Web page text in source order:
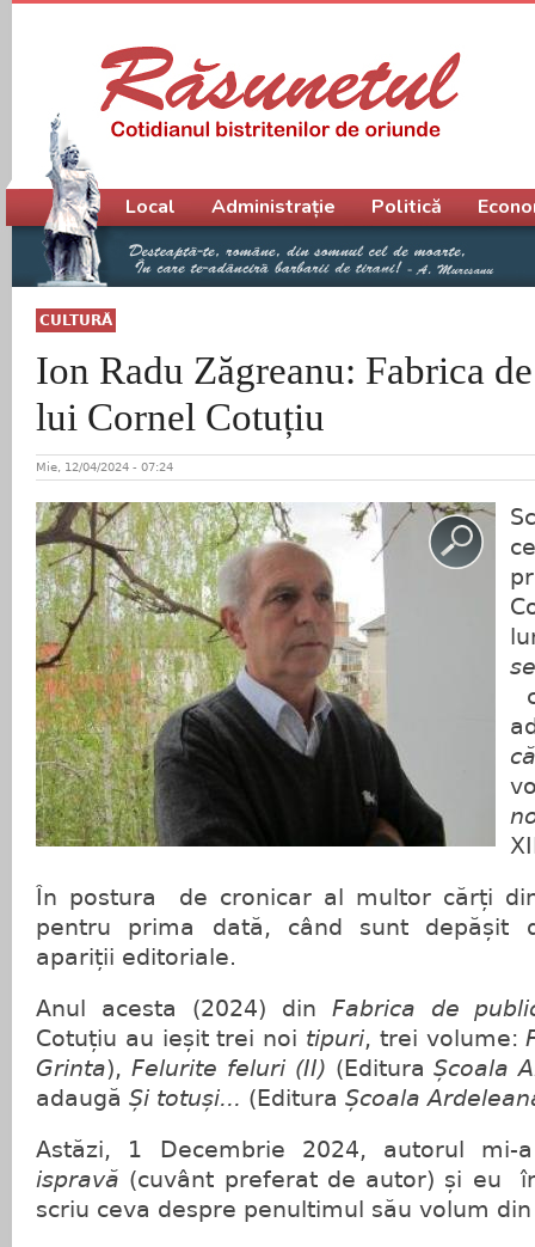
CULTURĂ
Ion Radu Zăgreanu: Fabrica
lui Cornel Cotuțiu
Mie, 12/04/2024 - 07:24
În postura de cronicar al multor cărți
pentru prima dată, când sunt depășit
apariții editoriale.
Anul acesta (2024) din Fabrica de
Cotuțiu au ieșit trei noi tipuri, trei volume:
Grinta), Felurite feluri (II) (EdituraȘcoala
adaugă Și totuși... (Editura Școala
Astăzi, 1 Decembrie 2024, autorul mi-
ispravă (cuvânt preferat de autor) și eu
scriu ceva despre penultimul său volum
Meniu principal
Local Administrație Politică